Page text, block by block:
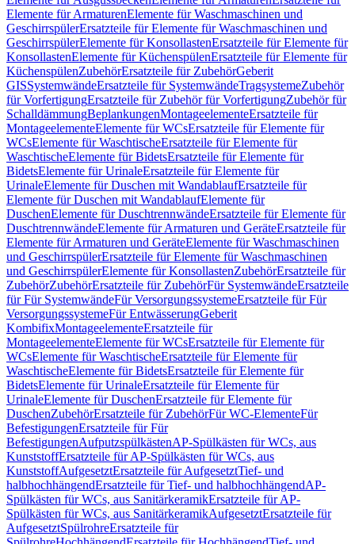
Elemente für ArmaturenElemente für Waschmaschinen und
GeschirrspülerErsatzteile für Elemente für Waschmaschinen und
GeschirrspülerElemente für KonsollastenErsatzteile für Elemente für
KonsollastenElemente für KüchenspülenErsatzteile für Elemente für
KüchenspülenZubehörErsatzteile für ZubehörGeberit
GISSystemwändeErsatzteile für SystemwändeTragsystemeZubehör
für VorfertigungErsatzteile für Zubehör für VorfertigungZubehör für
SchalldämmungBeplankungenMontageelementeErsatzteile für
MontageelementeElemente für WCsErsatzteile für Elemente für
WCsElemente für WaschtischeErsatzteile für Elemente für
WaschtischeElemente für BidetsErsatzteile für Elemente für
BidetsElemente für UrinaleErsatzteile für Elemente für
UrinaleElemente für Duschen mit WandablaufErsatzteile für
Elemente für Duschen mit WandablaufElemente für
DuschenElemente für DuschtrennwändeErsatzteile für Elemente für
DuschtrennwändeElemente für Armaturen und GeräteErsatzteile für
Elemente für Armaturen und GeräteElemente für Waschmaschinen
und GeschirrspülerErsatzteile für Elemente für Waschmaschinen
und GeschirrspülerElemente für KonsollastenZubehörErsatzteile für
ZubehörZubehörErsatzteile für ZubehörFür SystemwändeErsatzteile
für Für SystemwändeFür VersorgungssystemeErsatzteile für Für
VersorgungssystemeFür EntwässerungGeberit
KombifixMontageelementeErsatzteile für
MontageelementeElemente für WCsErsatzteile für Elemente für
WCsElemente für WaschtischeErsatzteile für Elemente für
WaschtischeElemente für BidetsErsatzteile für Elemente für
BidetsElemente für UrinaleErsatzteile für Elemente für
UrinaleElemente für DuschenErsatzteile für Elemente für
DuschenZubehörErsatzteile für ZubehörFür WC-ElementeFür
BefestigungenErsatzteile für Für
BefestigungenAufputzspülkästenAP-Spülkästen für WCs, aus
KunststoffErsatzteile für AP-Spülkästen für WCs, aus
KunststoffAufgesetztErsatzteile für AufgesetztTief- und
halbhochhängendErsatzteile für Tief- und halbhochhängendAP-
Spülkästen für WCs, aus SanitärkeramikErsatzteile für AP-
Spülkästen für WCs, aus SanitärkeramikAufgesetztErsatzteile für
AufgesetztSpülrohreErsatzteile für